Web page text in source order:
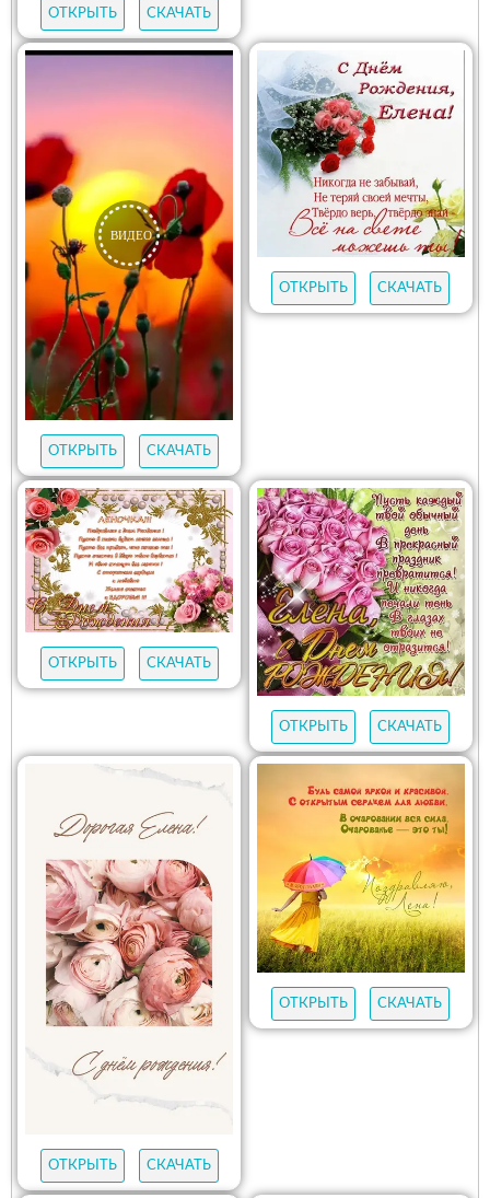
ОТКРЫТЬ СКАЧАТЬ
ОТКРЫТЬ СКАЧАТЬ
ОТКРЫТЬ СКАЧАТЬ
ОТКРЫТЬ СКАЧАТЬ
ОТКРЫТЬ СКАЧАТЬ
ОТКРЫТЬ СКАЧАТЬ
ОТКРЫТЬ СКАЧАТЬ